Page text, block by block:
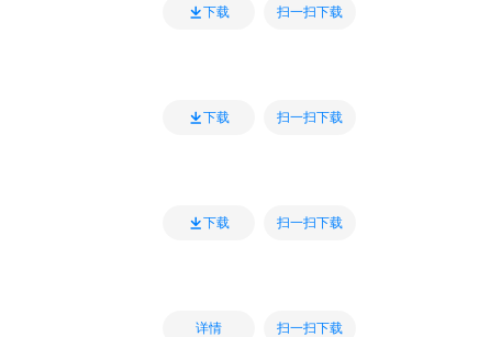
下载 扫一扫下载
下载 扫一扫下载
下载 扫一扫下载
详情 扫一扫下载